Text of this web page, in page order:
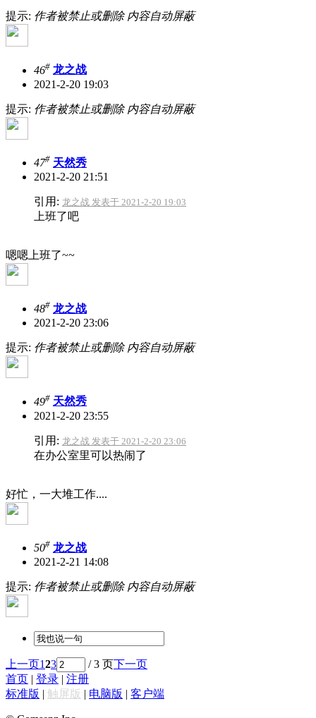
提示: 作者被禁止或删除 内容自动屏蔽
46# 龙之战
2021-2-20 19:03
提示: 作者被禁止或删除 内容自动屏蔽
47# 天然秀
2021-2-20 21:51
引用: 龙之战 发表于 2021-2-20 19:03
上班了吧
嗯嗯上班了~~
48# 龙之战
2021-2-20 23:06
提示: 作者被禁止或删除 内容自动屏蔽
49# 天然秀
2021-2-20 23:55
引用: 龙之战 发表于 2021-2-20 23:06
在办公室里可以热闹了
好忙，一大堆工作....
50# 龙之战
2021-2-21 14:08
提示: 作者被禁止或删除 内容自动屏蔽
上一页123 / 3 页下一页
首页 | 登录 | 注册
标准版 | 触屏版 | 电脑版 | 客户端